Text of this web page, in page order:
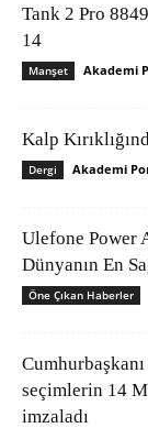
Tank 2 Pro
14
Manşet Akademi
Kalp
Dergi Akademi
Ulefone Power
Dünyanın En
Öne Çıkan Haberler
seçimlerin 14
imzaladı